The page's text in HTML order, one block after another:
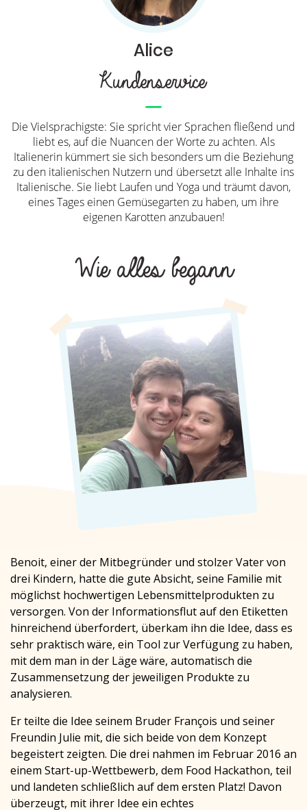
Alice
Kundenservice
Die Vielsprachigste: Sie spricht vier Sprachen fließend und
liebt es, auf die Nuancen der Worte zu achten. Als
Italienerin kümmert sie sich besonders um die Beziehung
zu den italienischen Nutzern und übersetzt alle Inhalte ins
Italienische. Sie liebt Laufen und Yoga und träumt davon,
eines Tages einen Gemüsegarten zu haben, um ihre
eigenen Karotten anzubauen!
Wie alles begann
Benoit, einer der Mitbegründer und stolzer Vater von
drei Kindern, hatte die gute Absicht, seine Familie mit
möglichst hochwertigen Lebensmittelprodukten zu
versorgen. Von der Informationsflut auf den Etiketten
hinreichend überfordert, überkam ihn die Idee, dass es
sehr praktisch wäre, ein Tool zur Verfügung zu haben,
mit dem man in der Läge wäre, automatisch die
Zusammensetzung der jeweiligen Produkte zu
analysieren.
Er teilte die Idee seinem Bruder François und seiner
Freundin Julie mit, die sich beide von dem Konzept
begeistert zeigten. Die drei nahmen im Februar 2016 an
einem Start-up-Wettbewerb, dem Food Hackathon, teil
und landeten schließlich auf dem ersten Platz! Davon
überzeugt, mit ihrer Idee ein echtes